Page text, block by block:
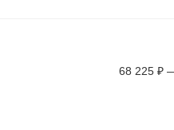
68 225 ₽